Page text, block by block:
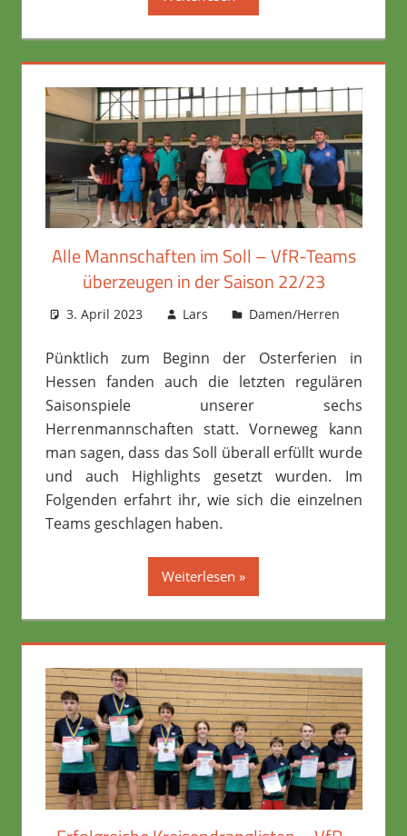
Alle Mannschaften im Soll – VfR-Teams
überzeugen in der Saison 22/23
3. April 2023 Lars Damen/Herren
Pünktlich zum Beginn der Osterferien in
Hessen fanden auch die letzten regulären
Saisonspiele unserer sechs
Herrenmannschaften statt. Vorneweg kann
man sagen, dass das Soll überall erfüllt wurde
und auch Highlights gesetzt wurden. Im
Folgenden erfahrt ihr, wie sich die einzelnen
Teams geschlagen haben.
Weiterlesen